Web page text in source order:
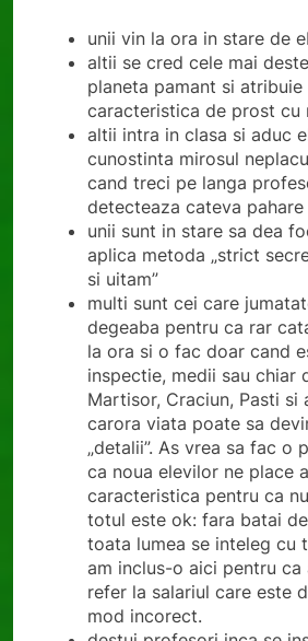
unii vin la ora in stare de
altii se cred cele mai
planeta pamant si atribuie
caracteristica de prost cu
altii intra in clasa si aduc
cunostinta mirosul
cand treci pe langa
detecteaza cateva
unii sunt in stare sa dea
aplica metoda „strict
si uitam”
multi sunt cei care
degeaba pentru ca rar
la ora si o fac doar cand
inspectie, medii sau chiar
Martisor, Craciun, Pasti si
carora viata poate sa
„detalii”. As vrea sa fac o
ca noua elevilor ne place
caracteristica pentru ca
totul este ok: fara batai
toata lumea se inteleg cu
am inclus-o aici pentru ca
refer la salariul care este
mod incorect.